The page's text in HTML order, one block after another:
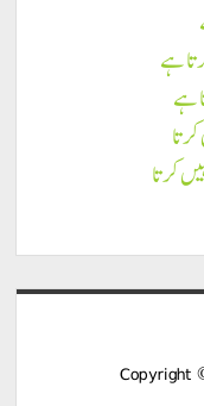
ہے
ہے
کرتا
Copyright